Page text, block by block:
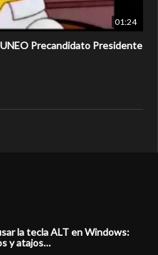
01:24
Precandidato Presidente
la tecla ALT en Windows:
y atajos…